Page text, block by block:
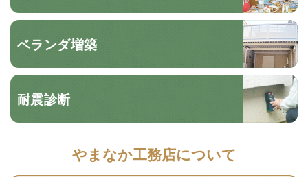
ベランダ増築
耐震診断
やまなか工務店について